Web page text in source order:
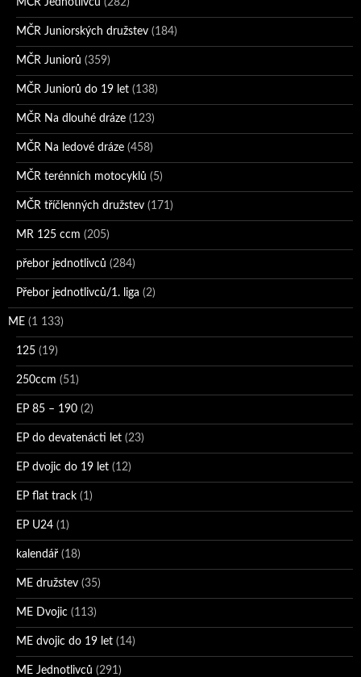
MČR Juniorských družstev (184)
MČR Juniorů (359)
MČR Juniorů do 19 let (138)
MČR Na dlouhé dráze (123)
MČR Na ledové dráze (458)
MČR terénních motocyklů (5)
MČR tříčlenných družstev (171)
MR 125 ccm (205)
přebor jednotlivců (284)
Přebor jednotlivců/1. liga (2)
ME (1 133)
125 (19)
250ccm (51)
EP 85 – 190 (2)
EP do devatenácti let (23)
EP dvojic do 19 let (12)
EP flat track (1)
EP U24 (1)
kalendář (18)
ME družstev (35)
ME Dvojic (113)
ME dvojic do 19 let (14)
ME Jednotlivců (291)